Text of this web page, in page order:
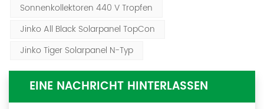
Sonnenkollektoren 440 V Tropfen
Jinko All Black Solarpanel TopCon
Jinko Tiger Solarpanel N-Typ
EINE NACHRICHT HINTERLASSEN